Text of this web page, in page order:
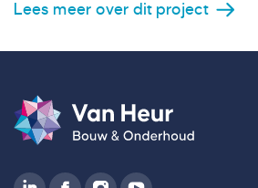
Lees meer over dit project